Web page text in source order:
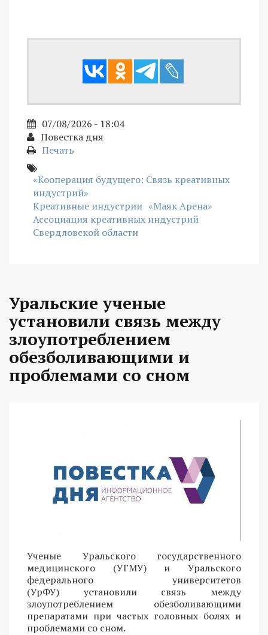
07/08/2026 - 18:04
Повестка дня
Печать
«Кооперация будущего: Связь креативных
индустрий»
Креативные индустрии «Маяк Арена»
Ассоциация креативных индустрий
Свердловской области
Уральские ученые
установили связь между
злоупотреблением
обезболивающими и
проблемами со сном
Ученые Уральского государственного
медицинского (УГМУ) и Уральского
федерального университетов
(УрФУ) установили связь между
злоупотреблением обезболивающими
препаратами при частых головных болях и
проблемами со сном.